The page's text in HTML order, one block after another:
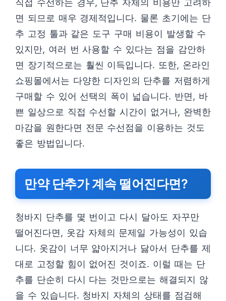
직접 수선하는 경우, 단추 자체의 비용만 고려하
면 되므로 매우 경제적입니다. 물론 초기에는 단
추 고정 툴과 같은 도구 구매 비용이 발생할 수
있지만, 여러 번 사용할 수 있다는 점을 감안하
면 장기적으로는 훨씬 이득입니다. 또한, 온라인
쇼핑몰에서는 다양한 디자인의 단추를 저렴하게
구매할 수 있어 선택의 폭이 넓습니다. 반면, 바
쁜 일상으로 직접 수선할 시간이 없거나, 완벽한
마감을 원한다면 전문 수선점을 이용하는 것도
좋은 방법입니다.
만약 단추가 계속 떨어진다면?
청바지 단추를 몇 번이고 다시 달아도 자꾸만
떨어진다면, 옷감 자체의 문제일 가능성이 있습
니다. 옷감이 너무 얇아지거나 닳아서 단추를 제
대로 고정할 힘이 없어진 것이죠. 이럴 때는 단
추를 단순히 다시 다는 것만으로는 해결되지 않
을 수 있습니다. 청바지 자체의 상태를 점검해